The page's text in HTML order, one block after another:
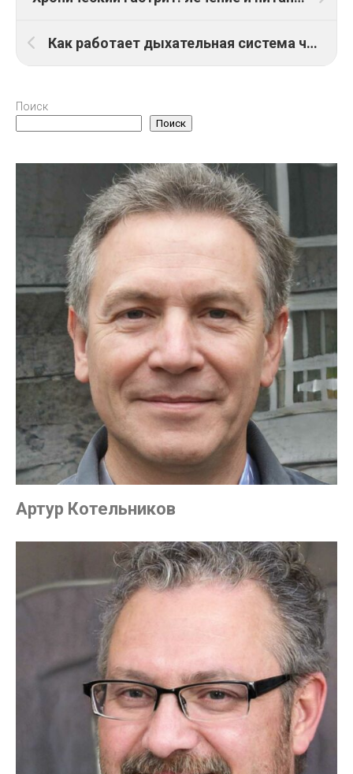
Как работает дыхательная система человека
Поиск
Поиск
Артур Котельников